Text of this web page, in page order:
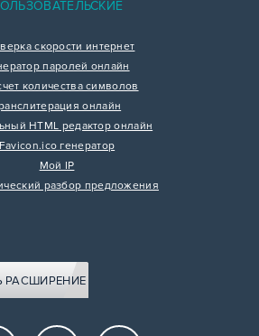
скорости интернет
паролей онлайн
количества символов
онлайн
HTML редактор онлайн
Favicon.ico генератор
Мой IP
разбор предложения
РАСШИРЕНИЕ